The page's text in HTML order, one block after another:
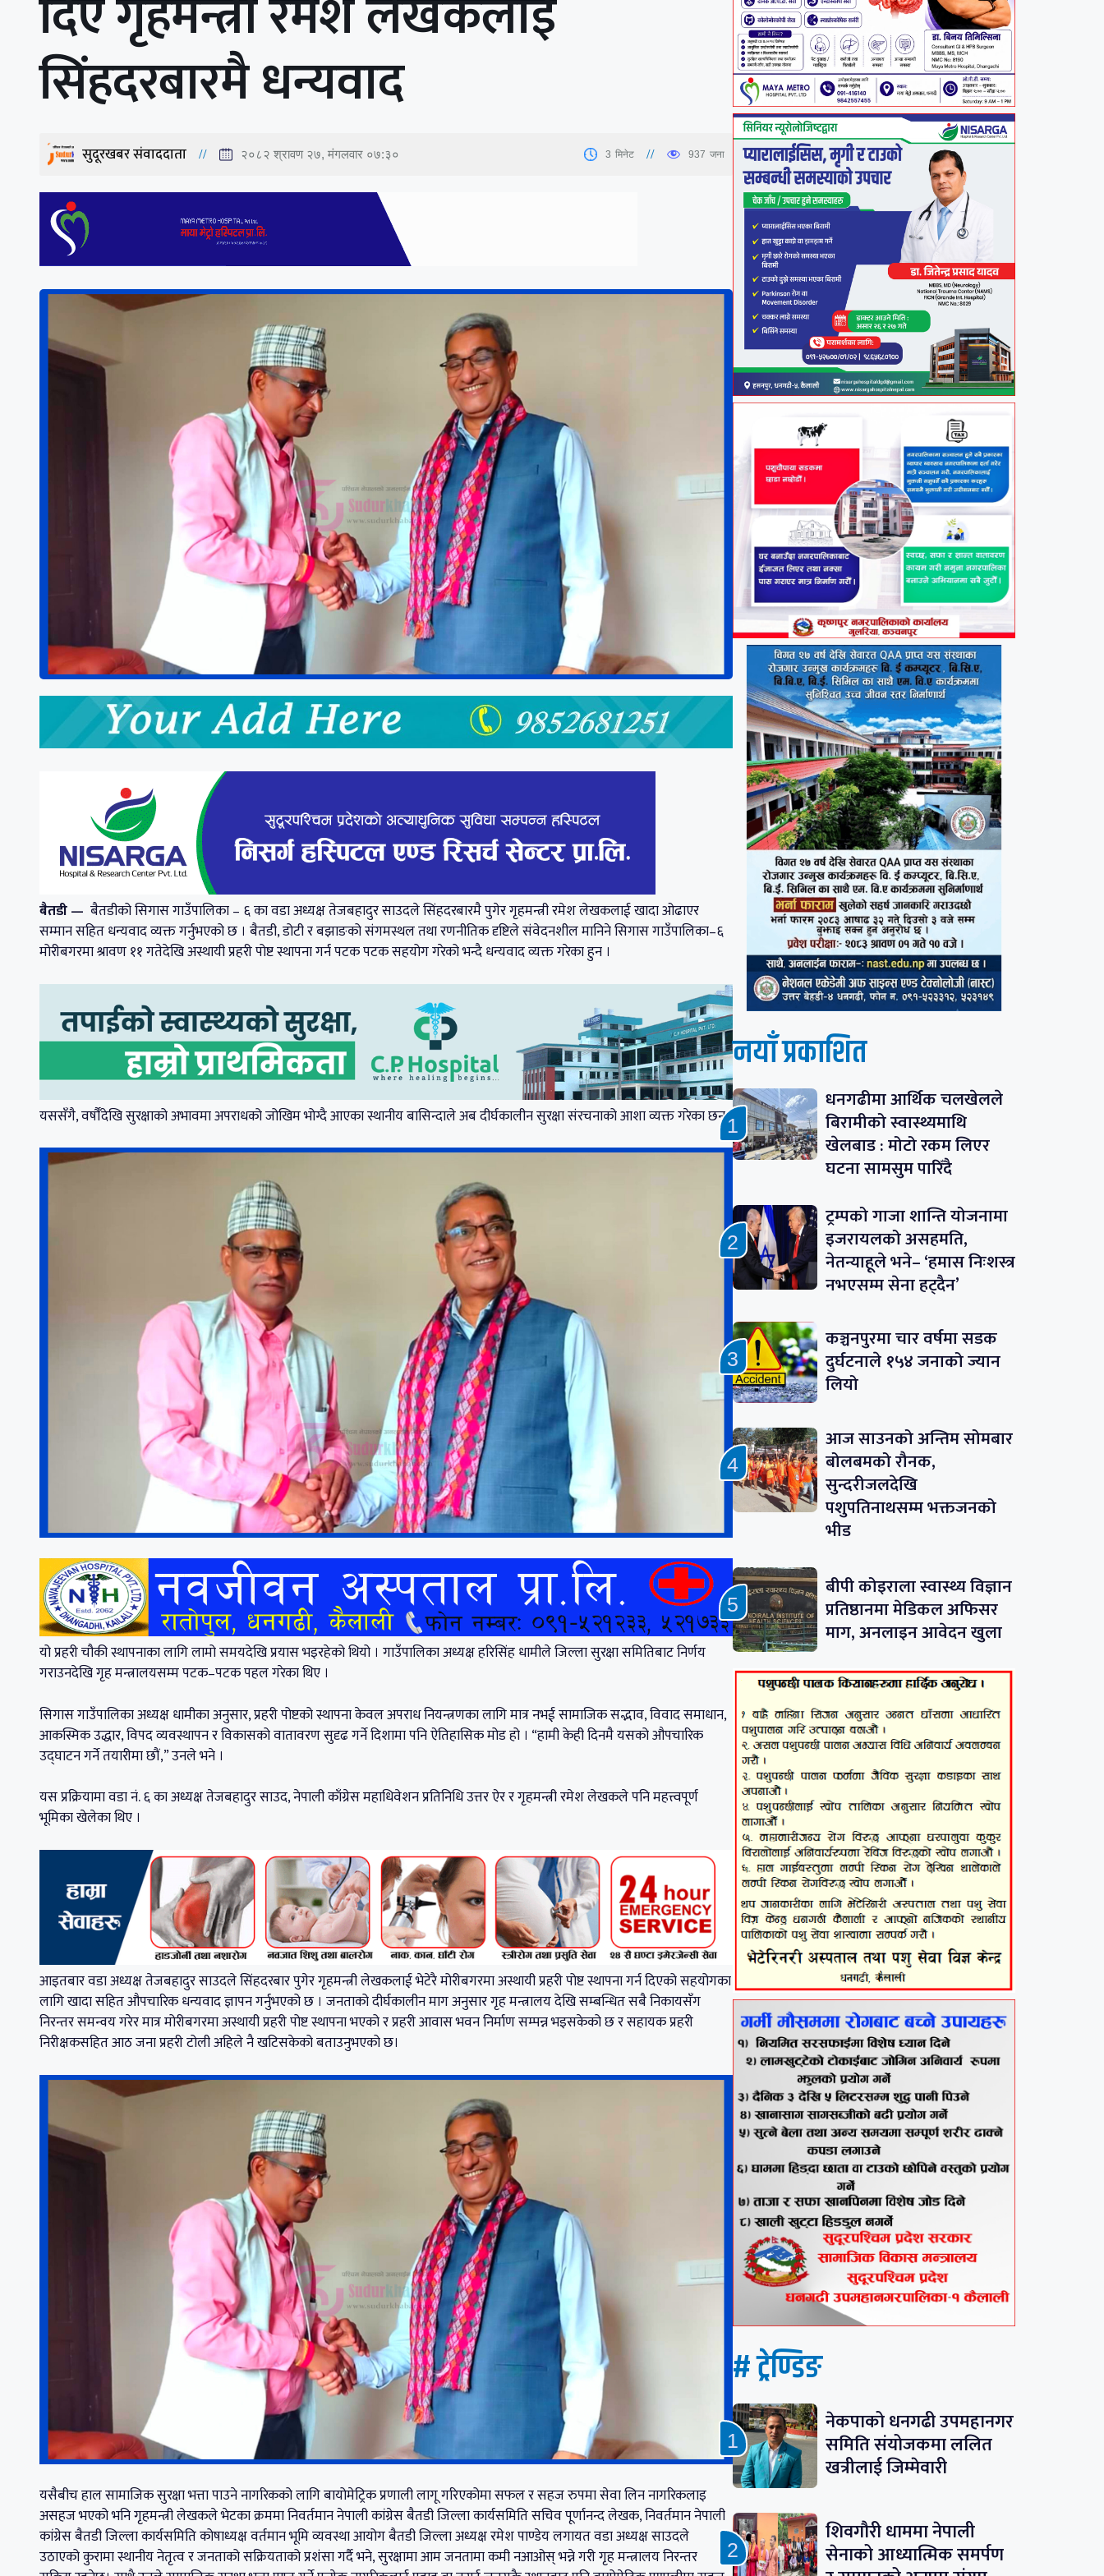
दिए गृहमन्त्री रमेश लेखकलाई
सिंहदरबारमै धन्यवाद
सुदूरखबर संवाददाता २०८२ श्रावण २७, मंगलवार ०७:३० 3 मिनेट 937 जना
बैतडी — बैतडीको सिगास गाउँपालिका – ६ का वडा अध्यक्ष तेजबहादुर साउदले सिंहदरबारमै पुगेर गृहमन्त्री रमेश लेखकलाई खादा ओढाएर
सम्मान सहित धन्यवाद व्यक्त गर्नुभएको छ । बैतडी, डोटी र बझाङको संगमस्थल तथा रणनीतिक दृष्टिले संवेदनशील मानिने सिगास गाउँपालिका–६
मोरीबगरमा श्रावण ११ गतेदेखि अस्थायी प्रहरी पोष्ट स्थापना गर्न पटक पटक सहयोग गरेको भन्दै धन्यवाद व्यक्त गरेका हुन ।
यससँगै, वर्षौँदेखि सुरक्षाको अभावमा अपराधको जोखिम भोग्दै आएका स्थानीय बासिन्दाले अब दीर्घकालीन सुरक्षा संरचनाको आशा व्यक्त गरेका छन्।
यो प्रहरी चौकी स्थापनाका लागि लामो समयदेखि प्रयास भइरहेको थियो । गाउँपालिका अध्यक्ष हरिसिंह धामीले जिल्ला सुरक्षा समितिबाट निर्णय
गराउनदेखि गृह मन्त्रालयसम्म पटक–पटक पहल गरेका थिए ।
सिगास गाउँपालिका अध्यक्ष धामीका अनुसार, प्रहरी पोष्टको स्थापना केवल अपराध नियन्त्रणका लागि मात्र नभई सामाजिक सद्भाव, विवाद समाधान,
आकस्मिक उद्धार, विपद व्यवस्थापन र विकासको वातावरण सुदृढ गर्ने दिशामा पनि ऐतिहासिक मोड हो । “हामी केही दिनमै यसको औपचारिक
उद्घाटन गर्ने तयारीमा छौं,” उनले भने ।
यस प्रक्रियामा वडा नं. ६ का अध्यक्ष तेजबहादुर साउद, नेपाली काँग्रेस महाधिवेशन प्रतिनिधि उत्तर ऐर र गृहमन्त्री रमेश लेखकले पनि महत्त्वपूर्ण
भूमिका खेलेका थिए ‌।
आइतबार वडा अध्यक्ष तेजबहादुर साउदले सिंहदरबार पुगेर गृहमन्त्री लेखकलाई भेटेरै मोरीबगरमा अस्थायी प्रहरी पोष्ट स्थापना गर्न दिएको सहयोगका
लागि खादा सहित औपचारिक धन्यवाद ज्ञापन गर्नुभएको छ ‌‌। जनताको दीर्घकालीन माग अनुसार गृह मन्त्रालय देखि सम्बन्धित सबै निकायसँग
निरन्तर समन्वय गरेर मात्र मोरीबगरमा अस्थायी प्रहरी पोष्ट स्थापना भएको र प्रहरी आवास भवन निर्माण सम्पन्न भइसकेको छ र सहायक प्रहरी
निरीक्षकसहित आठ जना प्रहरी टोली अहिले नै खटिसकेको बताउनुभएको छ।
यसैबीच हाल सामाजिक सुरक्षा भत्ता पाउने नागरिकको लागि बायोमेट्रिक प्रणाली लागू गरिएकोमा सफल र सहज रुपमा सेवा लिन नागरिकलाइ
असहज भएको भनि गृहमन्त्री लेखकले भेटका क्रममा निवर्तमान नेपाली कांग्रेस बैतडी जिल्ला कार्यसमिति सचिव पूर्णानन्द लेखक, निवर्तमान नेपाली
कांग्रेस बैतडी जिल्ला कार्यसमिति कोषाध्यक्ष वर्तमान भूमि व्यवस्था आयोग बैतडी जिल्ला अध्यक्ष रमेश पाण्डेय लगायत वडा अध्यक्ष साउदले
उठाएको कुरामा स्थानीय नेतृत्व र जनताको सक्रियताको प्रशंसा गर्दै भने, सुरक्षामा आम जनतामा कमी नआओस् भन्ने गरी गृह मन्त्रालय निरन्तर
नयाँ प्रकाशित
धनगढीमा आर्थिक चलखेलले
बिरामीको स्वास्थ्यमाथि
खेलबाड : मोटो रकम लिएर
घटना सामसुम पारिँदै
ट्रम्पको गाजा शान्ति योजनामा
इजरायलको असहमति,
नेतन्याहूले भने– ‘हमास निःशस्त्र
नभएसम्म सेना हट्दैन’
कञ्चनपुरमा चार वर्षमा सडक
दुर्घटनाले १५४ जनाको ज्यान
लियो
आज साउनको अन्तिम सोमबार
बोलबमको रौनक,
सुन्दरीजलदेखि
पशुपतिनाथसम्म भक्तजनको
भीड
बीपी कोइराला स्वास्थ्य विज्ञान
प्रतिष्ठानमा मेडिकल अफिसर
माग, अनलाइन आवेदन खुला
# ट्रेण्डिङ
नेकपाको धनगढी उपमहानगर
समिति संयोजकमा ललित
खत्रीलाई जिम्मेवारी
शिवगौरी धाममा नेपाली
सेनाको आध्यात्मिक समर्पण